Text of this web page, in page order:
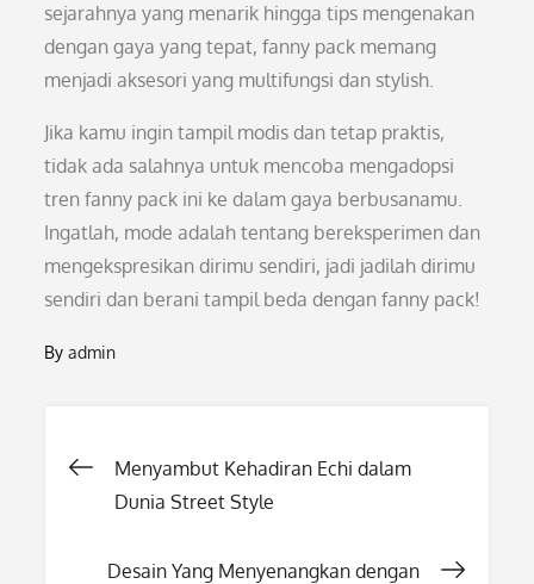
sejarahnya yang menarik hingga tips mengenakan
dengan gaya yang tepat, fanny pack memang
menjadi aksesori yang multifungsi dan stylish.
Jika kamu ingin tampil modis dan tetap praktis,
tidak ada salahnya untuk mencoba mengadopsi
tren fanny pack ini ke dalam gaya berbusanamu.
Ingatlah, mode adalah tentang bereksperimen dan
mengekspresikan dirimu sendiri, jadi jadilah dirimu
sendiri dan berani tampil beda dengan fanny pack!
Byadmin
Post
Menyambut Kehadiran Echi dalam
Dunia Street Style
Desain Yang Menyenangkan dengan